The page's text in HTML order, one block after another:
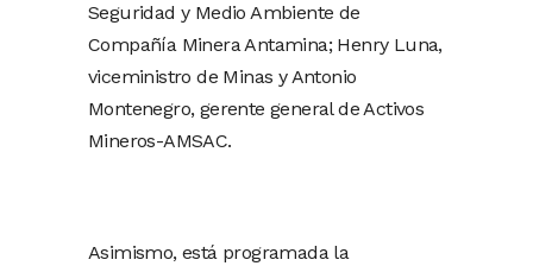
Seguridad y Medio Ambiente de
Compañía Minera Antamina; Henry Luna,
viceministro de Minas y Antonio
Montenegro, gerente general de Activos
Mineros-AMSAC.
Asimismo, está programada la